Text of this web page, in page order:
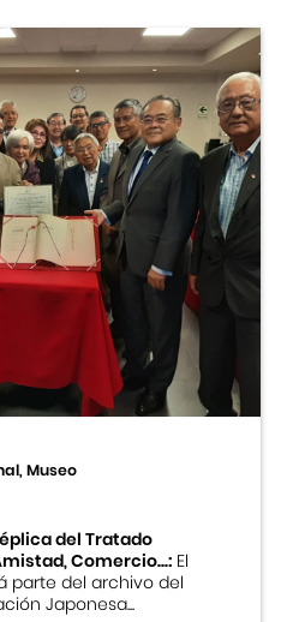
Museo
del Tratado
Comercio...:El
parte del archivo del
Japonesa...